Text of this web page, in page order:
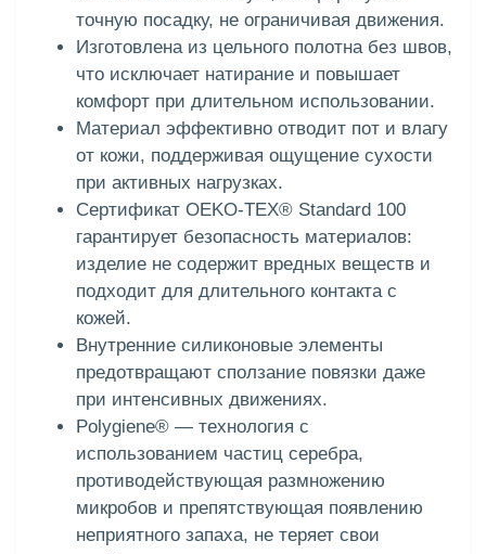
точную посадку, не ограничивая движения.
Изготовлена из цельного полотна без швов,
что исключает натирание и повышает
комфорт при длительном использовании.
Материал эффективно отводит пот и влагу
от кожи, поддерживая ощущение сухости
при активных нагрузках.
Сертификат OEKO-TEX® Standard 100
гарантирует безопасность материалов:
изделие не содержит вредных веществ и
подходит для длительного контакта с
кожей.
Внутренние силиконовые элементы
предотвращают сползание повязки даже
при интенсивных движениях.
Polygiene® — технология с
использованием частиц серебра,
противодействующая размножению
микробов и препятствующая появлению
неприятного запаха, не теряет свои